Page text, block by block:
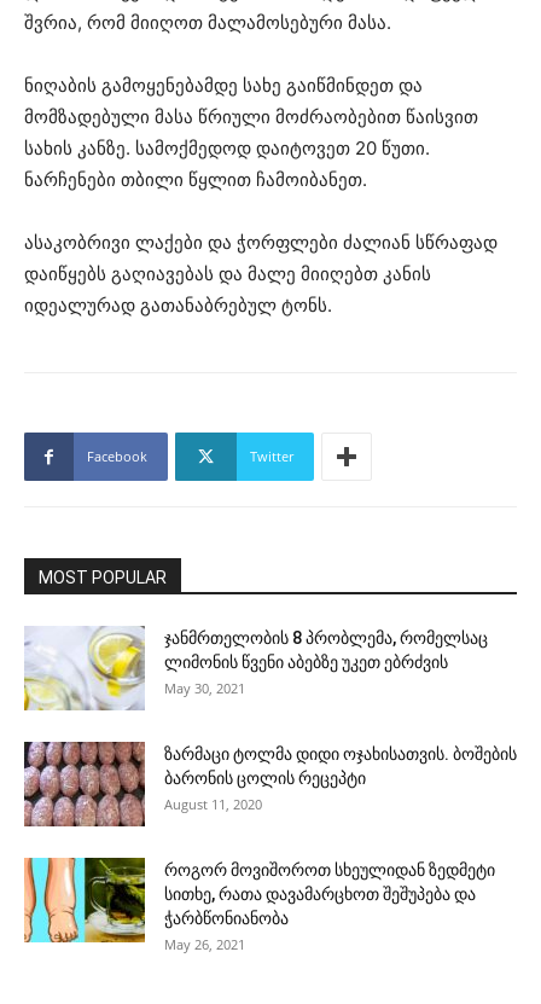
შვრია, რომ მიიღოთ მალამოსებური მასა.
ნიღაბის გამოყენებამდე სახე გაიწმინდეთ და
მომზადებული მასა წრიული მოძრაობებით წაისვით
სახის კანზე. სამოქმედოდ დაიტოვეთ 20 წუთი.
ნარჩენები თბილი წყლით ჩამოიბანეთ.
ასაკობრივი ლაქები და ჭორფლები ძალიან სწრაფად
დაიწყებს გაღიავებას და მალე მიიღებთ კანის
იდეალურად გათანაბრებულ ტონს.
Facebook Twitter
MOST POPULAR
ჯანმრთელობის 8 პრობლემა, რომელსაც
ლიმონის წვენი აბებზე უკეთ ებრძვის
May 30, 2021
ზარმაცი ტოლმა დიდი ოჯახისათვის. ბოშების
ბარონის ცოლის რეცეპტი
August 11, 2020
როგორ მოვიშოროთ სხეულიდან ზედმეტი
სითხე, რათა დავამარცხოთ შეშუპება და
ჭარბწონიანობა
May 26, 2021